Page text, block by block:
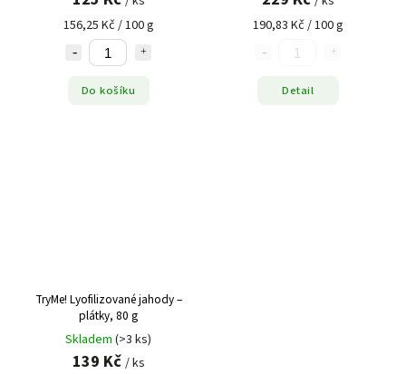
156,25 Kč / 100 g
Do košíku
190,83 Kč / 100 g
Detail
TryMe! Lyofilizované jahody –
plátky, 80 g
Skladem (>3 ks)
139 Kč / ks